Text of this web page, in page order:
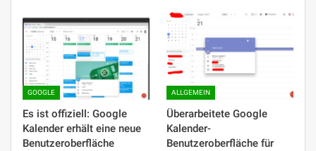
GOOGLE
Es ist offiziell: Google
Kalender erhält eine neue
Benutzeroberfläche
ALLGEMEIN
Überarbeitete Google
Kalender-
Benutzeroberfläche für